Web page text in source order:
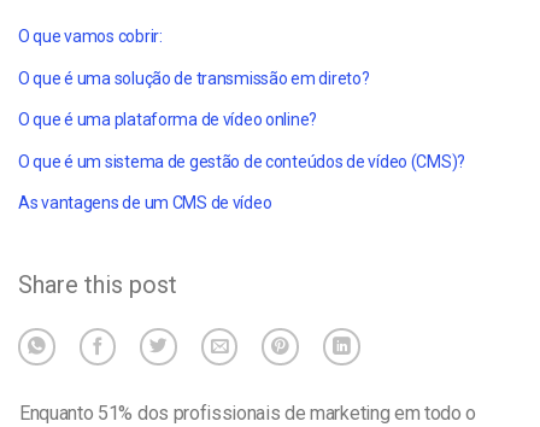
O que vamos cobrir:
O que é uma solução de transmissão em direto?
O que é uma plataforma de vídeo online?
O que é um sistema de gestão de conteúdos de vídeo (CMS)?
As vantagens de um CMS de vídeo
Share this post
Enquanto 51% dos profissionais de marketing em todo o